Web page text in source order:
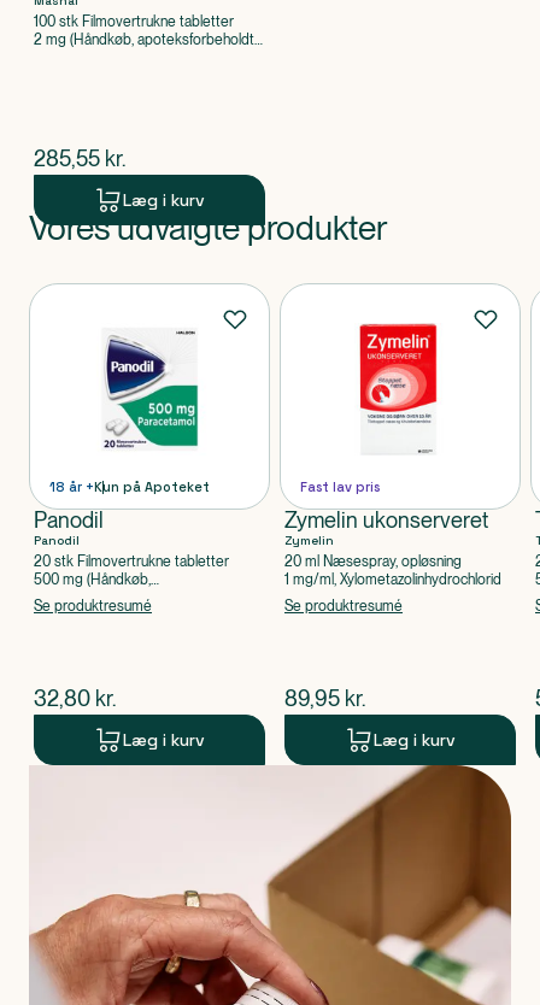
100 stk Filmovertrukne tabletter
2 mg (Håndkøb, apoteksforbeholdt),
$nuværende pris
285,55 kr.
Læg i kurv
Produkt 1 af 0
Vores udvalgte produkter
Produkter
18 år +Kun på Apoteket
Panodil
Panodil
20 stk Filmovertrukne tabletter
500 mg (Håndkøb,
apoteksforbeholdt), Paracetamol
Se produktresumé
$nuværende pris
32,80 kr.
Læg i kurv
Fast lav pris
Zymelin ukonserveret
Zymelin
20 ml Næsespray, opløsning
1 mg/ml, Xylometazolinhydrochlorid
Se produktresumé
$nuværende pris
89,95 kr.
Læg i kurv